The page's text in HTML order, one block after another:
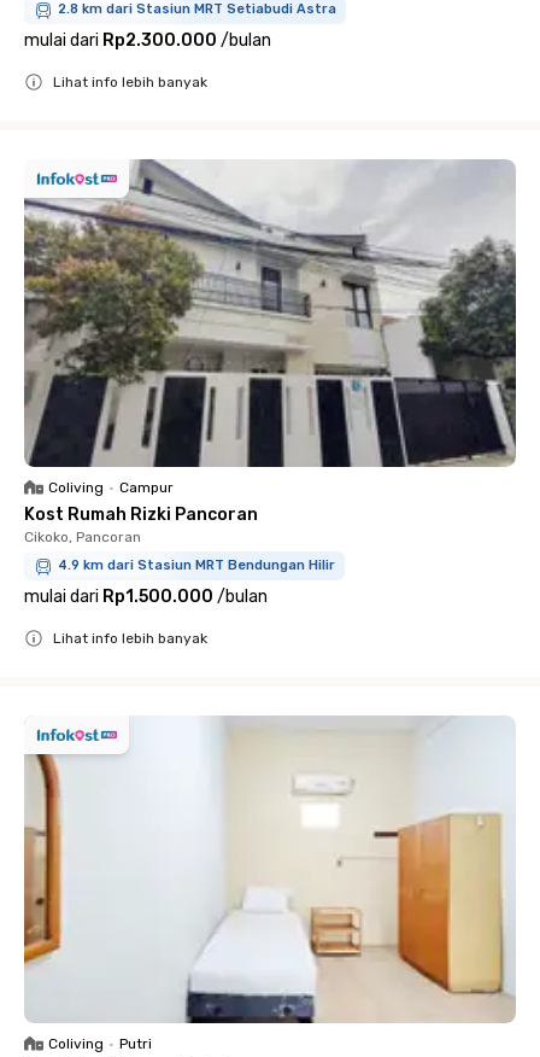
2.8 km dari Stasiun MRT Setiabudi Astra
mulai dari Rp2.300.000 /bulan
Lihat info lebih banyak
Coliving • Campur
Kost Rumah Rizki Pancoran
Cikoko, Pancoran
4.9 km dari Stasiun MRT Bendungan Hilir
mulai dari Rp1.500.000 /bulan
Lihat info lebih banyak
Coliving • Putri